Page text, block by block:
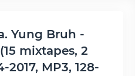
mixtapes, 2
2017, MP3, 128-